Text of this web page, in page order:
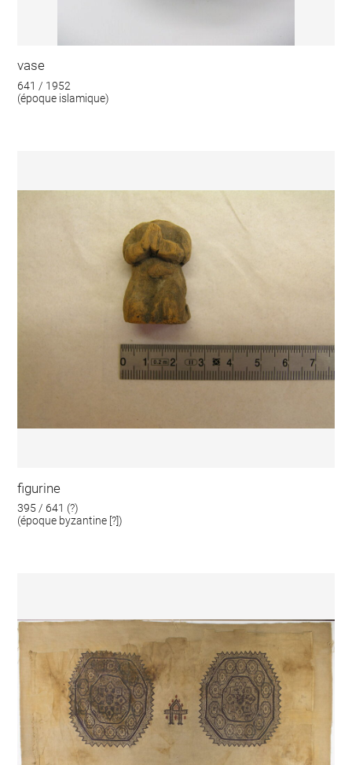
vase
641 / 1952
(époque islamique)
figurine
395 / 641 (?)
(époque byzantine [?])